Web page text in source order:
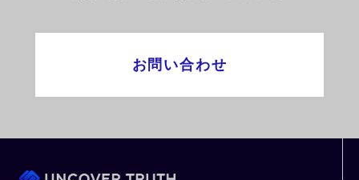
お問い合わせ